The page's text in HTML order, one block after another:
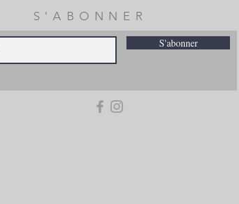
S'ABONNER
S'abonner